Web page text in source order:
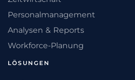
Personalmanagement
Analysen & Reports
Workforce-Planung
LÖSUNGEN